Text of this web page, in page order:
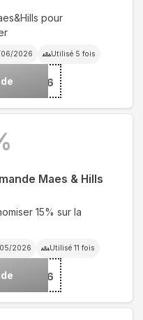
pour
2026 Utilisé 5 fois
***FR26
Maes & Hills
15% sur la
2026 Utilisé 11 fois
***FR26